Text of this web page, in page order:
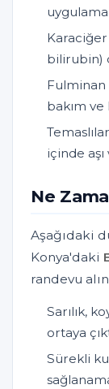
Karaciğer
bilirubin)
bakım
içinde
Ne
Aşağıdaki
Konya'daki
randevu
Sarılık,
ortaya
Sürekli